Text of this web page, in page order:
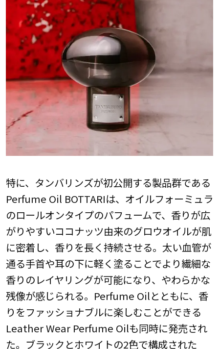
特に、タンバリンズが初公開する製品群である
Perfume Oil BOTTARIは、オイルフォーミュラ
のロールオンタイプのパフュームで、香りが広
がりやすいココナッツ由来のグロウオイルが肌
に密着し、香りを長く持続させる。太い血管が
通る手首や耳の下に軽く塗ることでより繊細な
香りのレイヤリングが可能になり、やわらかな
残像が感じられる。Perfume Oilとともに、香
りをファッショナブルに楽しむことができる
Leather Wear Perfume Oilも同時に発売され
た。ブラックとホワイトの2色で構成された